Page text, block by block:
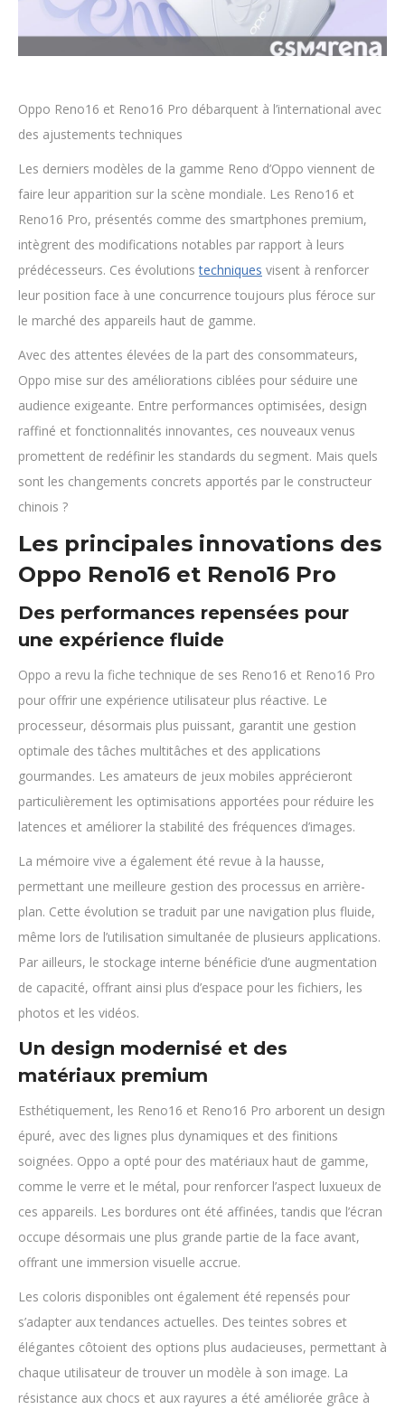
Oppo Reno16 et Reno16 Pro débarquent à l’international avec
des ajustements techniques
Les derniers modèles de la gamme Reno d’Oppo viennent de
faire leur apparition sur la scène mondiale. Les Reno16 et
Reno16 Pro, présentés comme des smartphones premium,
intègrent des modifications notables par rapport à leurs
prédécesseurs. Ces évolutionstechniques visent à renforcer
leur position face à une concurrence toujours plus féroce sur
le marché des appareils haut de gamme.
Avec des attentes élevées de la part des consommateurs,
Oppo mise sur des améliorations ciblées pour séduire une
audience exigeante. Entre performances optimisées, design
raffiné et fonctionnalités innovantes, ces nouveaux venus
promettent de redéfinir les standards du segment. Mais quels
sont les changements concrets apportés par le constructeur
chinois ?
Les principales innovations des
Oppo Reno16 et Reno16 Pro
Des performances repensées pour
une expérience fluide
Oppo a revu la fiche technique de ses Reno16 et Reno16 Pro
pour offrir une expérience utilisateur plus réactive. Le
processeur, désormais plus puissant, garantit une gestion
optimale des tâches multitâches et des applications
gourmandes. Les amateurs de jeux mobiles apprécieront
particulièrement les optimisations apportées pour réduire les
latences et améliorer la stabilité des fréquences d’images.
La mémoire vive a également été revue à la hausse,
permettant une meilleure gestion des processus en arrière-
plan. Cette évolution se traduit par une navigation plus fluide,
même lors de l’utilisation simultanée de plusieurs applications.
Par ailleurs, le stockage interne bénéficie d’une augmentation
de capacité, offrant ainsi plus d’espace pour les fichiers, les
photos et les vidéos.
Un design modernisé et des
matériaux premium
Esthétiquement, les Reno16 et Reno16 Pro arborent un design
épuré, avec des lignes plus dynamiques et des finitions
soignées. Oppo a opté pour des matériaux haut de gamme,
comme le verre et le métal, pour renforcer l’aspect luxueux de
ces appareils. Les bordures ont été affinées, tandis que l’écran
occupe désormais une plus grande partie de la face avant,
offrant une immersion visuelle accrue.
Les coloris disponibles ont également été repensés pour
s’adapter aux tendances actuelles. Des teintes sobres et
élégantes côtoient des options plus audacieuses, permettant à
chaque utilisateur de trouver un modèle à son image. La
résistance aux chocs et aux rayures a été améliorée grâce à